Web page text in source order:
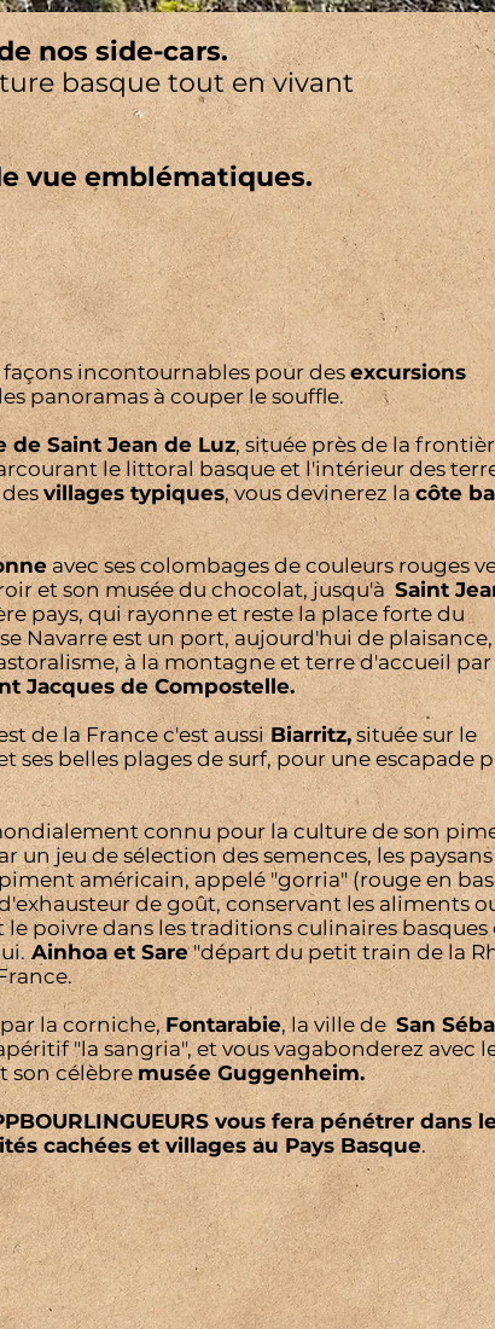
nos side-cars.
basque tout en vivant
vue emblématiques.
façons incontournables pour desexcursions
panoramas à couper le souffle.
Saint Jean de Luz, située près de la
le littoral basque et l'intérieur des
villages typiques, vous devinerez lacôte
avec ses colombages de couleurs rouges
et son musée du chocolat, jusqu'à Saint
pays, qui rayonne et reste la place forte du
Navarre est un port, aujourd'hui de plaisance,
à la montagne et terre d'accueil par
Jacques de Compostelle.
de la France c'est aussiBiarritz,située sur le
ses belles plages de surf, pour une escapade
connu pour la culture de son
un jeu de sélection des semences, les
américain, appelé "gorria" (rouge en
de goût, conservant les aliments
poivre dans les traditions culinaires basques
Ainhoa et Sare"départ du petit train de la
la corniche,Fontarabie, la ville deSan
"la sangria", et vous vagabonderez avec
son célèbremusée Guggenheim.
vous fera pénétrer dans
cachées et villages au Pays Basque.